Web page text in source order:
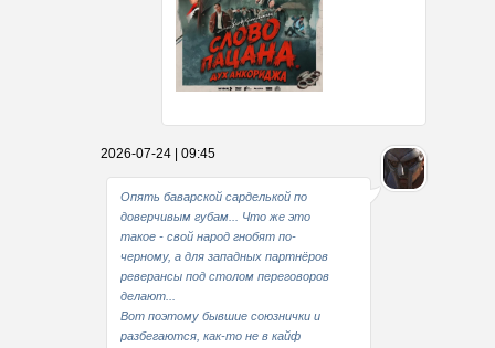
2026-07-24 | 09:45
Опять баварской сарделькой по
доверчивым губам... Что же это
такое - свой народ гнобят по-
черному, а для западных партнёров
реверансы под столом переговоров
делают...
Вот поэтому бывшие союзнички и
разбегаются, как-то не в кайф